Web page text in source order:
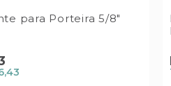
para Porteira 5/8"